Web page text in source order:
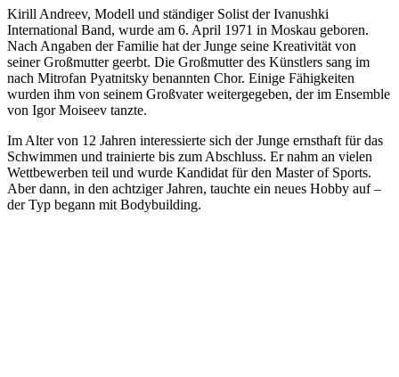
Kirill Andreev, Modell und ständiger Solist der Ivanushki
International Band, wurde am 6. April 1971 in Moskau geboren.
Nach Angaben der Familie hat der Junge seine Kreativität von
seiner Großmutter geerbt. Die Großmutter des Künstlers sang im
nach Mitrofan Pyatnitsky benannten Chor. Einige Fähigkeiten
wurden ihm von seinem Großvater weitergegeben, der im Ensemble
von Igor Moiseev tanzte.
Im Alter von 12 Jahren interessierte sich der Junge ernsthaft für das
Schwimmen und trainierte bis zum Abschluss. Er nahm an vielen
Wettbewerben teil und wurde Kandidat für den Master of Sports.
Aber dann, in den achtziger Jahren, tauchte ein neues Hobby auf –
der Typ begann mit Bodybuilding.